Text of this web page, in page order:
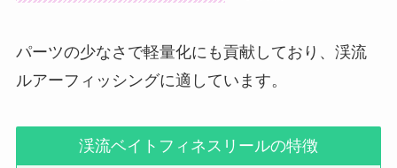
パーツの少なさで軽量化にも貢献しており、渓流
ルアーフィッシングに適しています。
渓流ベイトフィネスリールの特徴